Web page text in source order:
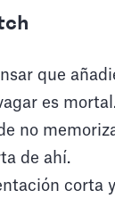
que
es
no
de ahí.
corta